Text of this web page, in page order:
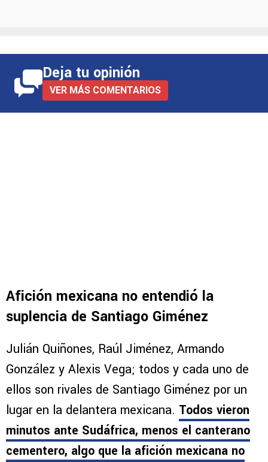
Deja tu opinión
VER MÁS COMENTARIOS
Afición mexicana no entendió la
suplencia de Santiago Giménez
Julián Quiñones, Raúl Jiménez, Armando
González y Alexis Vega; todos y cada uno de
ellos son rivales de Santiago Giménez por un
lugar en la delantera mexicana. Todos vieron
minutos ante Sudáfrica, menos el canterano
cementero, algo que la afición mexicana no